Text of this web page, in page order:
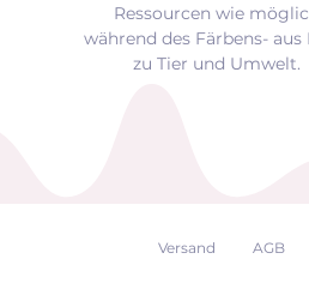
Ressourcen wie
während des Färbens- aus
zu Tier und Umwelt.
Versand AGB